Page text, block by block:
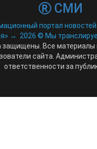
СМИ
портал
→ 2026 © Мы
защищены. Все материалы
сайта.
ответственности за